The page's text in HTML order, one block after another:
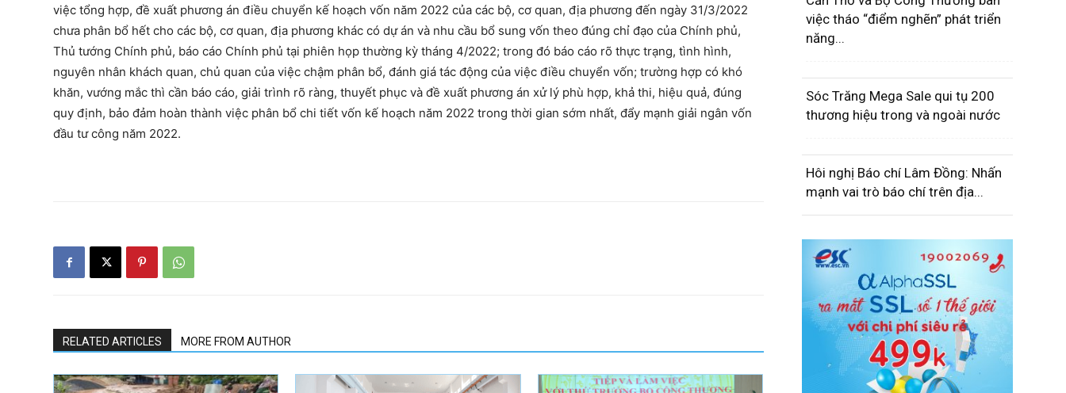
việc tổng hợp, đề xuất phương án điều chuyển kế hoạch vốn năm 2022 của các bộ, cơ quan, địa phương đến ngày 31/3/2022
chưa phân bổ hết cho các bộ, cơ quan, địa phương khác có dự án và nhu cầu bổ sung vốn theo đúng chỉ đạo của Chính phủ,
Thủ tướng Chính phủ, báo cáo Chính phủ tại phiên họp thường kỳ tháng 4/2022; trong đó báo cáo rõ thực trạng, tình hình,
nguyên nhân khách quan, chủ quan của việc chậm phân bổ, đánh giá tác động của việc điều chuyển vốn; trường hợp có khó
khăn, vướng mắc thì cần báo cáo, giải trình rõ ràng, thuyết phục và đề xuất phương án xử lý phù hợp, khả thi, hiệu quả, đúng
quy định, bảo đảm hoàn thành việc phân bổ chi tiết vốn kế hoạch năm 2022 trong thời gian sớm nhất, đẩy mạnh giải ngân vốn
đầu tư công năm 2022.
RELATED ARTICLES MORE FROM AUTHOR
việc tháo “điểm nghẽn” phát triển
năng...
Sóc Trăng Mega Sale qui tụ 200
thương hiệu trong và ngoài nước
Hôi nghị Báo chí Lâm Đồng: Nhấn
mạnh vai trò báo chí trên địa...